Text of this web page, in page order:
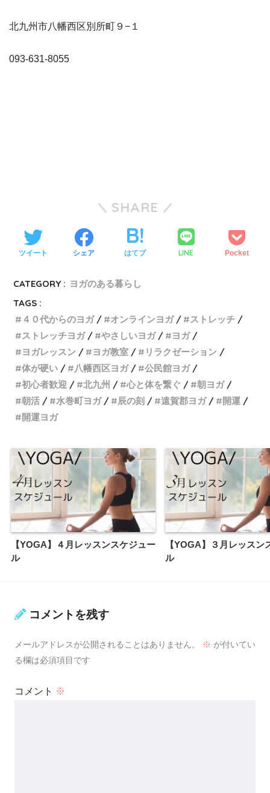
北九州市八幡西区別所町９−１
093-631-8055
SHARE
ツイート シェア はてブ LINE Pocket
CATEGORY : ヨガのある暮らし
TAGS :
４０代からのヨガ
オンラインヨガ
ストレッチ
ストレッチヨガ
やさしいヨガ
ヨガ
ヨガレッスン
ヨガ教室
リラクゼーション
体が硬い
八幡西区ヨガ
公民館ヨガ
初心者歓迎
北九州 心と体を繋ぐ
朝ヨガ
朝活
水巻町ヨガ 辰の刻 遠賀郡ヨガ
開運
開運ヨガ
【YOGA】４月レッスンスケジュー
ル
【YOGA】３月レッスン
ル
コメントを残す
メールアドレスが公開されることはありません。 ※ が付いてい
る欄は必須項目です
コメント ※